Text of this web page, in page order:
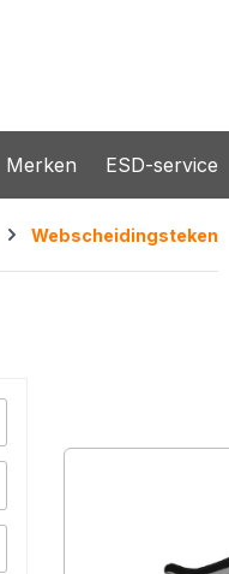
Merken ESD-service
Webscheidingsteken